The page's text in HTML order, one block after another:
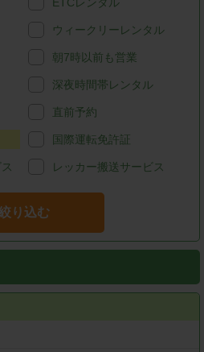
ウィークリーレンタル
朝7時以前も営業
深夜時間帯レンタル
直前予約
国際運転免許証
レッカー搬送サービス
り込む